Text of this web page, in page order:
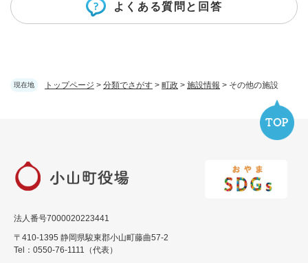
現在地 トップページ > 分類でさがす > 町政 > 施設情報 > その他の施設
よくある質問と回答
法人番号7000020223441
〒410-1395 静岡県駿東郡小山町藤曲57-2
Tel：0550-76-1111（代表）